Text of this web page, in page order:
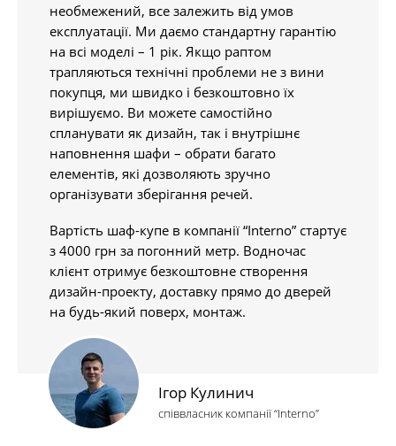
необмежений, все залежить від умов
експлуатації. Ми даємо стандартну гарантію
на всі моделі – 1 рік. Якщо раптом
трапляються технічні проблеми не з вини
покупця, ми швидко і безкоштовно їх
вирішуємо. Ви можете самостійно
спланувати як дизайн, так і внутрішнє
наповнення шафи – обрати багато
елементів, які дозволяють зручно
організувати зберігання речей.
Вартість шаф-купе в компанії “Interno” стартує
з 4000 грн за погонний метр. Водночас
клієнт отримує безкоштовне створення
дизайн-проекту, доставку прямо до дверей
на будь-який поверх, монтаж.
Ігор Кулинич
співвласник компанії “Interno”